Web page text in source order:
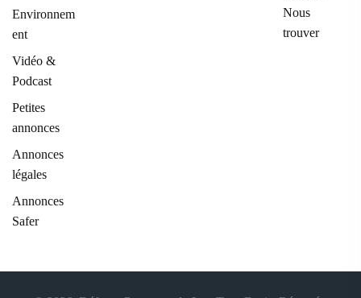
Environnem
ent
Vidéo &
Podcast
Petites
annonces
Annonces
légales
Annonces
Safer
Nous
trouver